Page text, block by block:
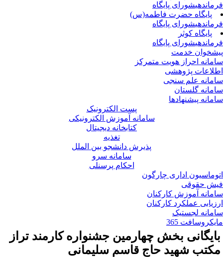
شورای پایگاه
پایگاه حضرت فاطمه(س)
شورای پایگاه
پایگاه کوثر
شورای پایگاه
خدمت
احراز هویت متمرکز
پژوهشی
علم سنجی
گلستان
پیشنهادها
پست الکترونیک
سامانه آموزش الکترونیکی
کتابخانه دیجیتال
تغذیه
پذیرش دانشجو بین الملل
سامانه سرو
احکام پرسنلی
اداری چارگون
حقوقی
آموزش کارکنان
عملکرد کارکنان
لجستیک
365
بخشچهارمین جشنواره کارمند تراز
شهید حاج قاسم سلیمانی